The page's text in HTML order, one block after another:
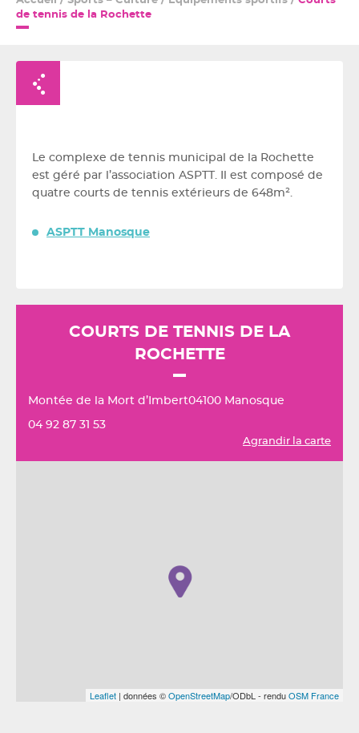
de tennis de la Rochette
Le complexe de tennis municipal de la Rochette
est géré par l’association ASPTT. Il est composé de
quatre courts de tennis extérieurs de 648m².
ASPTT Manosque
COURTS DE TENNIS DE LA
ROCHETTE
Montée de la Mort d’Imbert04100 Manosque
04 92 87 31 53
Agrandir la carte
Leaflet | données ©OpenStreetMap/ODbL - renduOSM France